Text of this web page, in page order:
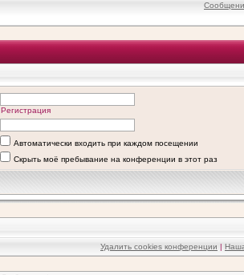
Регистрация
Автоматически входить при каждом посещении
Скрыть моё пребывание на конференции в этот раз
Удалить cookies конференции |